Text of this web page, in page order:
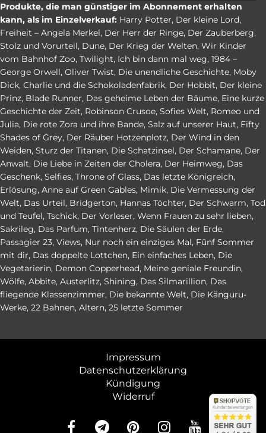
Produkte, die man günstiger im Abonnement erhalten
kann, als im Einzelverkauf: Harry Potter, Der kleine Lord,
Freiheit – Angela Merkel, Der Herr der Ringe, Der Zauberberg,
Stolz und Vorurteil, Dune, Der Krieg der Welten, Wir Kinder
vom Bahnhof Zoo, Twilight, Ich bin dann mal weg, 1984 –
George Orwell, Oliver Twist, Die unendliche Geschichte, Moby
Dick, Charlie und die Schokoladenfabrik, Der Hobbit, Der kleine
Prinz, Blade Runner, Das geheime Leben der Bäume, Eine kurze
Geschichte der Zeit, Robinson Crusoe, Sofies Welt, Romeo und
Julia, Die rote Zora und ihre Bande, Salz auf unserer Haut, Fifty
Shades of Grey, Der Räuber Hotzenplotz, Der Wind in den
Weiden, Sturz der Titanen, Die Schatzinsel, Der Schamane, Der
Anwalt, Die Liebe in Zeiten der Cholera, Der Heimweg, Das
Geschenk, Selfies, Throne of Glass, Das letzte Königreich,
Erlösung, Anne auf Green Gables, Mimik, Die Vermessung der
Welt, Das Urteil, Bridgerton, Hannas Töchter, Der Schwarm, Tod
und Teufel, Tschick, Der Vorleser, Wenn Frauen zu sehr lieben,
Sakrileg, Das Parfum, Tintenherz, Die Säulen der Erde,
Passagier 23, Views, Nur noch ein einziges Mal, Fünf Sommer
mit dir, Das doppelte Lottchen, Ein einfaches Leben, Die
Vegetarierin, Demon Copperhead, Meine geniale Freundin,
Wölfe, Abbite, Austerlitz, Shining, Das Silmarillion, Das
fliegende Klassenzimmer, Die bekannte Welt, Die Känguru-
Werke, 22 Bahnen, Altern, 25 letzte Sommer
Impressum
Datenschutzerklärung
Kündigung
Widerruf
4.84